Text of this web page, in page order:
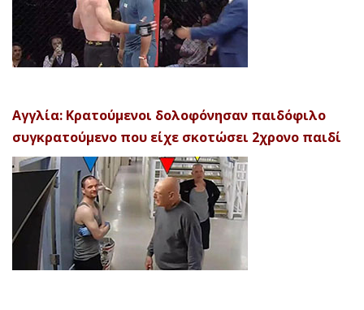
Αγγλία: Κρατούμενοι δολοφόνησαν παιδόφιλο
συγκρατούμενο που είχε σκοτώσει 2χρονο παιδί